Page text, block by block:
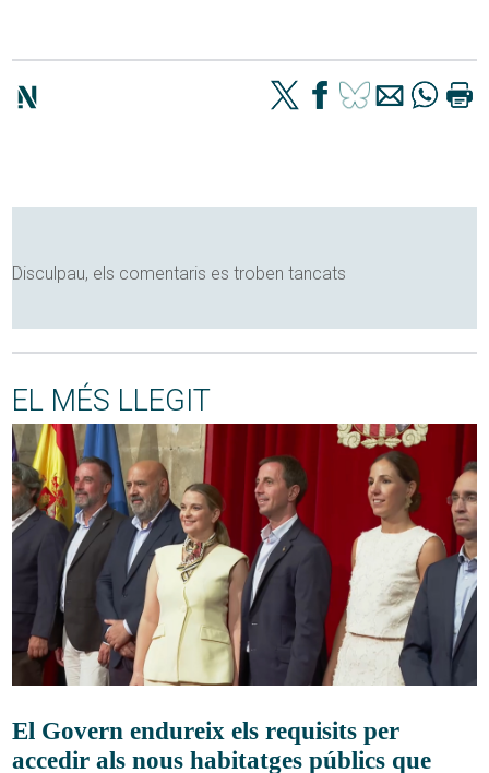
Disculpau, els comentaris es troben tancats
EL MÉS LLEGIT
El Govern endureix els requisits per
accedir als nous habitatges públics que